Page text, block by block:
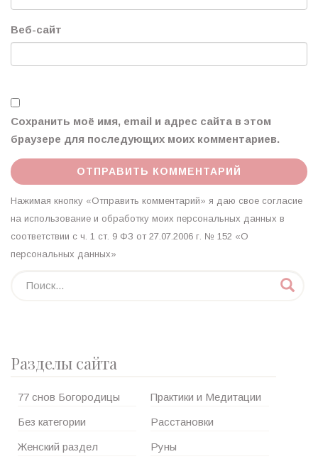
Веб-сайт
Сохранить моё имя, email и адрес сайта в этом
браузере для последующих моих комментариев.
Нажимая кнопку «Отправить комментарий» я даю свое согласие
на использование и обработку моих персональных данных в
соответствии с ч. 1 ст. 9 ФЗ от 27.07.2006 г. № 152 «О
персональных данных»
Разделы сайта
77 снов Богородицы
Без категории
Женский раздел
Практики и Медитации
Расстановки
Руны